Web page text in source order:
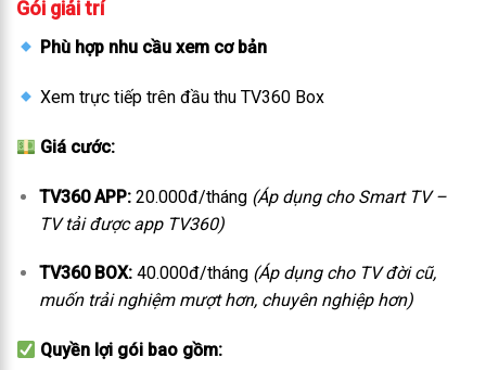
Gói giải trí
Phù hợp nhu cầu xem cơ bản
Xem trực tiếp trên đầu thu TV360 Box
Giá cước:
TV360 APP:20.000đ/tháng (Áp dụng cho Smart TV –
TV tải được app TV360)
TV360 BOX:40.000đ/tháng (Áp dụng cho TV đời cũ,
muốn trải nghiệm mượt hơn, chuyên nghiệp hơn)
Quyền lợi gói bao gồm: